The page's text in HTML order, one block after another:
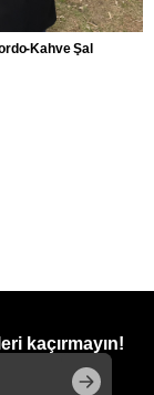
Kahve Şal
kaçırmayın!